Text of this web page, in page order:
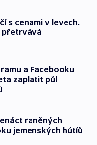
s cenami v levech.
přetrvává
a Facebooku
zaplatit půl
raněných
jemenských hútíů